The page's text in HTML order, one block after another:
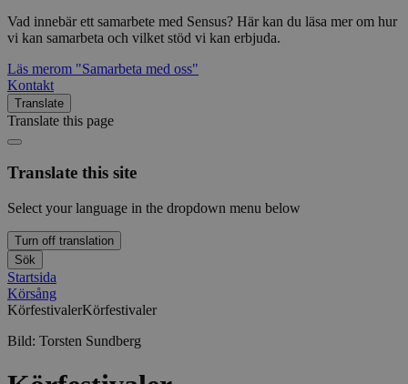
Vad innebär ett samarbete med Sensus? Här kan du läsa mer om hur
vi kan samarbeta och vilket stöd vi kan erbjuda.
Läs merom "Samarbeta med oss"
Kontakt
Translate
Translate this page
Translate this site
Select your language in the dropdown menu below
Turn off translation
Sök
Startsida
Körsång
KörfestivalerKörfestivaler
Bild: Torsten Sundberg